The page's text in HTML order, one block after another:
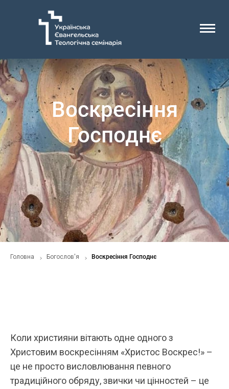
Воскресіння
Господнє
Головна Богослов'я Воскресіння Господнє
Коли християни вітають одне одного з
Христовим воскресінням «Христос Воскрес!» –
це не просто висловлювання певного
традиційного обряду, звички чи цінностей – це